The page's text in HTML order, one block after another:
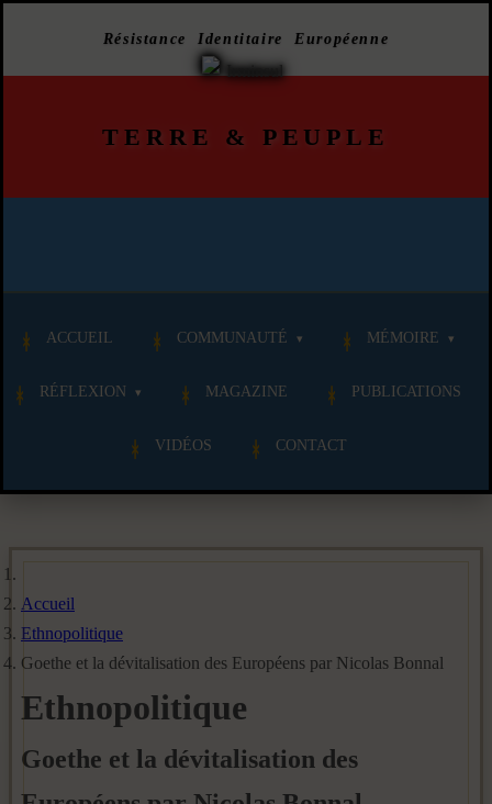
Résistance Identitaire Européenne
TERRE & PEUPLE
ACCUEIL COMMUNAUTÉ MÉMOIRE
RÉFLEXION MAGAZINE PUBLICATIONS
VIDÉOS CONTACT
Accueil
Ethnopolitique
Goethe et la dévitalisation des Européens par Nicolas Bonnal
Ethnopolitique
Goethe et la dévitalisation des